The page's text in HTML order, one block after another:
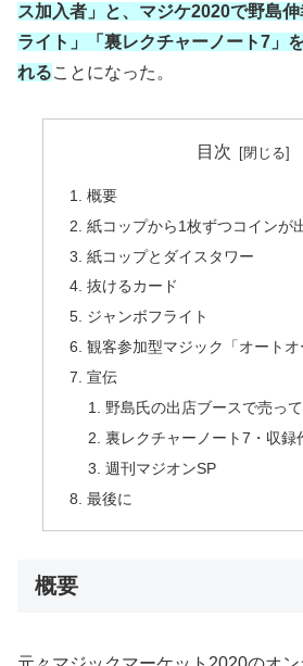
ス加入者」と、マジケ2020で野島
ライト」「裏レクチャーノート7」
れることになった。
目次
概要
紙コップから1枚ずつコインが
紙コップとダイスタワー
抜けるカード
ジャンボフライト
観客参加型マジック「オートオ
宣伝
野島氏の出店ブースで売っ
裏レクチャーノート7・収録
週刊マジオンSP
最後に
概要